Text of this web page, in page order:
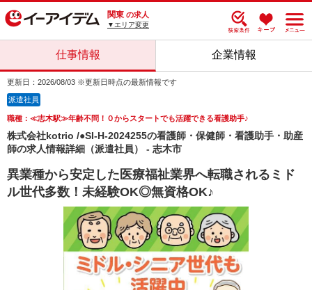
関東 の求人
▼エリア変更
仕事情報 企業情報
更新日：2026/08/03 ※更新日時点の最新情報です
派遣社員
職種：≪志木駅≫年齢不問！０からスタートでも活躍できる看護助手♪
株式会社kotrio /●SI-H-2024255の看護師・保健師・看護助手・助産
師の求人情報詳細（派遣社員） - 志木市
異業種から安定した医療福祉業界へ転職されるミド
ル世代多数！未経験OK◎無資格OK♪